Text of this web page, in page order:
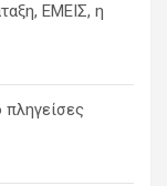
ΕΜΕΙΣ, η